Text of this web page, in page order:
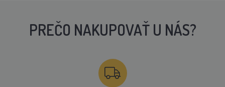
PREČO NAKUPOVAŤ U NÁS?